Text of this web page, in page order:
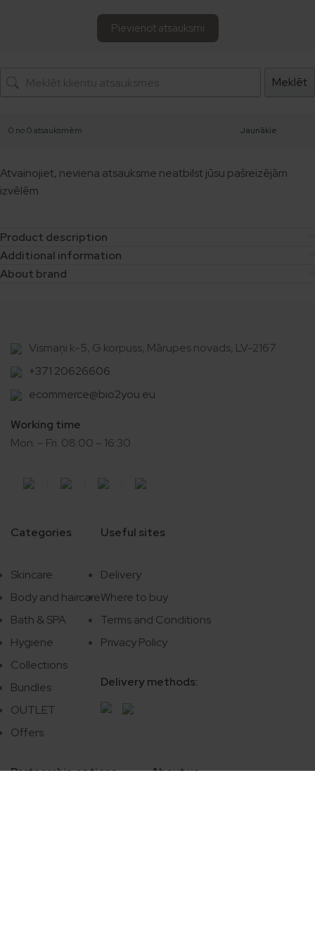
Pievienot atsauksmi
Meklēt
0 no 0 atsauksmēm
Atvainojiet, neviena atsauksme neatbilst jūsu pašreizējām
izvēlēm
Product description
Additional information
About brand
Vismaņi k-5, G korpuss, Mārupes novads, LV-2167
+371 20626606
ecommerce@bio2you.eu
Working time
Mon. – Fri. 08:00 – 16:30
Categories
Skincare
Body and haircare
Bath & SPA
Hygiene
Collections
Bundles
OUTLET
Offers
Useful sites
Delivery
Where to buy
Terms and Conditions
Privacy Policy
Delivery methods:
Partnership options About us